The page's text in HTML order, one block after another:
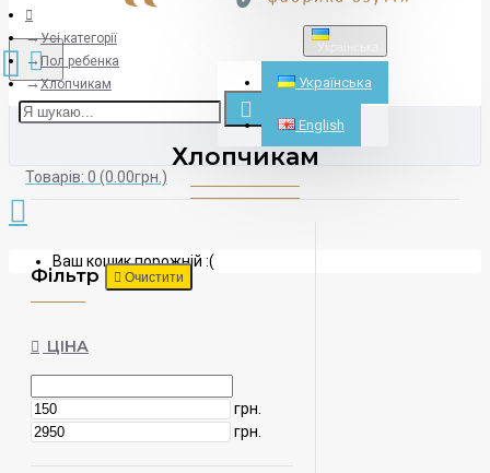
Українська
English
Товарів: 0 (0.00грн.)
Ваш кошик порожній :(
Усі категорії
Пол ребенка
Хлопчикам
Хлопчикам
Фільтр Очистити
ЦІНА
грн.
грн.